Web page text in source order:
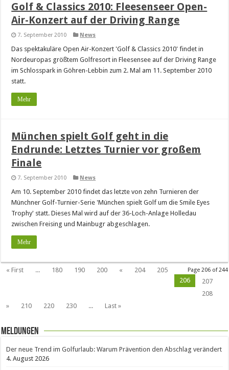
Golf & Classics 2010: Fleesenseer Open-
Air-Konzert auf der Driving Range
7. September 2010 News
Das spektakuläre Open Air-Konzert 'Golf & Classics 2010' findet in
Nordeuropas größtem Golfresort in Fleesensee auf der Driving Range
im Schlosspark in Göhren-Lebbin zum 2. Mal am 11. September 2010
statt.
Mehr
München spielt Golf geht in die
Endrunde: Letztes Turnier vor großem
Finale
7. September 2010 News
Am 10. September 2010 findet das letzte von zehn Turnieren der
Münchner Golf-Turnier-Serie 'München spielt Golf um die Smile Eyes
Trophy' statt. Dieses Mal wird auf der 36-Loch-Anlage Holledau
zwischen Freising und Mainbugr abgeschlagen.
Mehr
Page 206 of 244
« First ... 180 190 200 « 204
205
206
207
208
»
210 220 230 ... Last »
Meldungen
Der neue Trend im Golfurlaub: Warum Prävention den Abschlag verändert
4. August 2026